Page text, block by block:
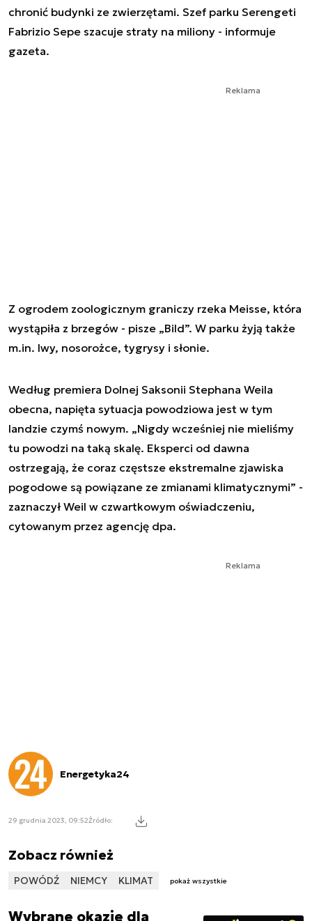
chronić budynki ze zwierzętami. Szef parku Serengeti
Fabrizio Sepe szacuje straty na miliony - informuje
gazeta.
Reklama
Z ogrodem zoologicznym graniczy rzeka Meisse, która
wystąpiła z brzegów - pisze „Bild”. W parku żyją także
m.in. lwy, nosorożce, tygrysy i słonie.
Według premiera Dolnej Saksonii Stephana Weila
obecna, napięta sytuacja powodziowa jest w tym
landzie czymś nowym. „Nigdy wcześniej nie mieliśmy
tu powodzi na taką skalę. Eksperci od dawna
ostrzegają, że coraz częstsze ekstremalne zjawiska
pogodowe są powiązane ze zmianami klimatycznymi” -
zaznaczył Weil w czwartkowym oświadczeniu,
cytowanym przez agencję dpa.
Reklama
Energetyka24
29 grudnia 2023, 09:52Źródło:
Zobacz również
POWÓDŹ NIEMCY KLIMAT pokaż wszystkie
Wybrane okazje dla